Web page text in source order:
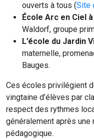
ouverts à tous (Site
École Arc en Ciel
Waldorf, groupe
L’école du Jardin
maternelle,
Bauges.
Ces écoles privilégient
vingtaine d’élèves par
respect des rythmes
généralement après une
pédagogique.